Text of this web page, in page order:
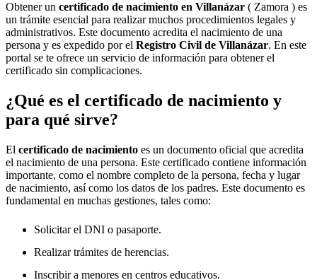
Obtener un certificado de nacimiento en Villanázar ( Zamora ) es
un trámite esencial para realizar muchos procedimientos legales y
administrativos. Este documento acredita el nacimiento de una
persona y es expedido por el Registro Civil de Villanázar. En este
portal se te ofrece un servicio de información para obtener el
certificado sin complicaciones.
¿Qué es el certificado de nacimiento y
para qué sirve?
El certificado de nacimiento es un documento oficial que acredita
el nacimiento de una persona. Este certificado contiene información
importante, como el nombre completo de la persona, fecha y lugar
de nacimiento, así como los datos de los padres. Este documento es
fundamental en muchas gestiones, tales como:
Solicitar el DNI o pasaporte.
Realizar trámites de herencias.
Inscribir a menores en centros educativos.